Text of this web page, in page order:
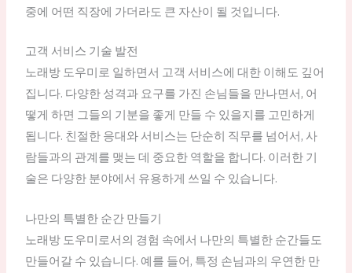
중에 어떤 직장에 가더라도 큰 자산이 될 것입니다.
고객 서비스 기술 발전
노래방 도우미로 일하면서 고객 서비스에 대한 이해도 깊어
집니다. 다양한 성격과 요구를 가진 손님들을 만나면서, 어
떻게 하면 그들의 기분을 좋게 만들 수 있을지를 고민하게
됩니다. 친절한 응대와 서비스는 단순히 직무를 넘어서, 사
람들과의 관계를 맺는 데 중요한 역할을 합니다. 이러한 기
술은 다양한 분야에서 유용하게 쓰일 수 있습니다.
나만의 특별한 순간 만들기
노래방 도우미로서의 경험 속에서 나만의 특별한 순간들도
만들어갈 수 있습니다. 예를 들어, 특정 손님과의 우연한 만